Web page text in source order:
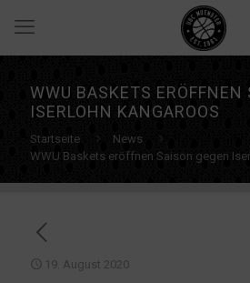
WWU BASKETS ERÖFFNEN
ISERLOHN KANGAROOS
Startseite
News
WWU Baskets eröffnen Saison gegen
19. August 2020